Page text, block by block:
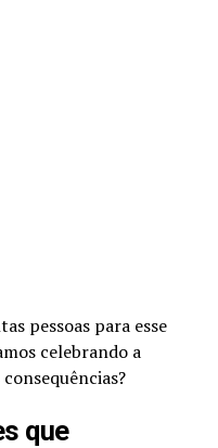
pessoas para esse
celebrando a
que